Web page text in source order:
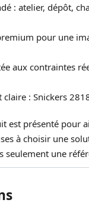
: atelier, dépôt,
pour une
aux contraintes
claire : Snickers
est présenté pour
à choisir une
seulement une